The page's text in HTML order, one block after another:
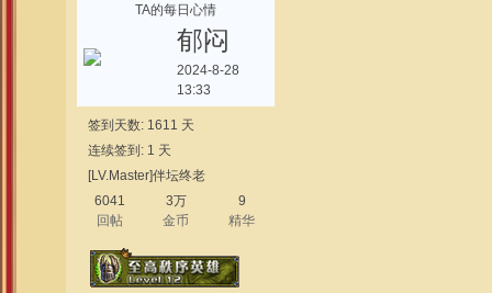
TA的每日心情
郁闷
2024-8-28
13:33
签到天数: 1611 天
连续签到: 1 天
[LV.Master]伴坛终老
6041
回帖
3万
金币
9
精华